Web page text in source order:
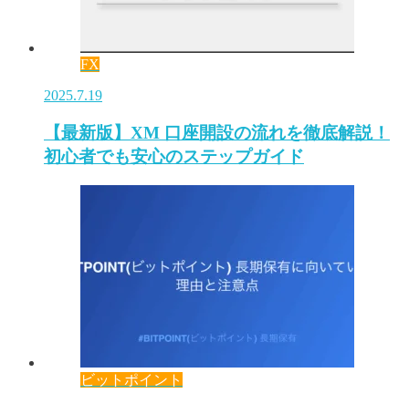
FX
2025.7.19
【最新版】XM 口座開設の流れを徹底解説！
初心者でも安心のステップガイド
ビットポイント